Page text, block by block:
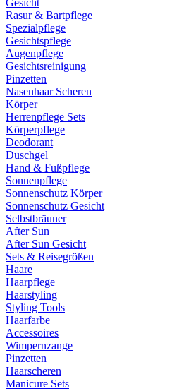
Gesicht
Rasur & Bartpflege
Spezialpflege
Gesichtspflege
Augenpflege
Gesichtsreinigung
Pinzetten
Nasenhaar Scheren
Körper
Herrenpflege Sets
Körperpflege
Deodorant
Duschgel
Hand & Fußpflege
Sonnenpflege
Sonnenschutz Körper
Sonnenschutz Gesicht
Selbstbräuner
After Sun
After Sun Gesicht
Sets & Reisegrößen
Haare
Haarpflege
Haarstyling
Styling Tools
Haarfarbe
Accessoires
Wimpernzange
Pinzetten
Haarscheren
Manicure Sets